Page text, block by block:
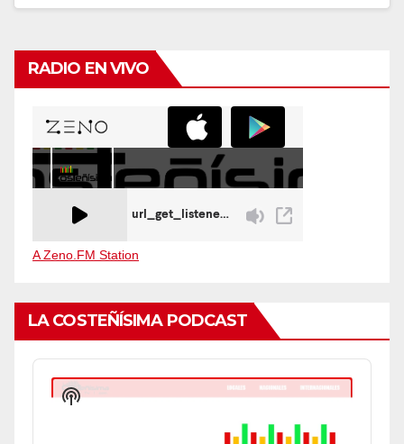
RADIO EN VIVO
A Zeno.FM Station
LA COSTEÑÍSIMA PODCAST
Audio
Player
Show